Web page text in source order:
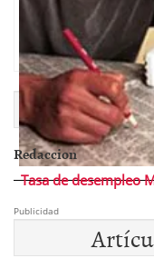
Tasa de desempleo
Redaccion
Publicidad